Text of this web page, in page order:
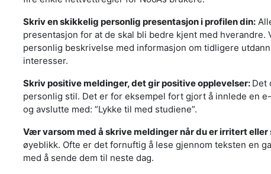
Skriv en skikkelig personlig presentasjon i profilen din:
presentasjon for at de skal bli bedre kjent med
personlig beskrivelse med informasjon om tidligere
interesser.
Skriv positive meldinger, det gir positive opplevelser: Det
personlig stil. Det er for eksempel fort gjort å innlede en
og avslutte med: ”Lykke til med studiene”.
Vær varsom med å skrive meldinger når du er irritert eller
øyeblikk. Ofte er det fornuftig å lese gjennom teksten en
med å sende dem til neste dag.